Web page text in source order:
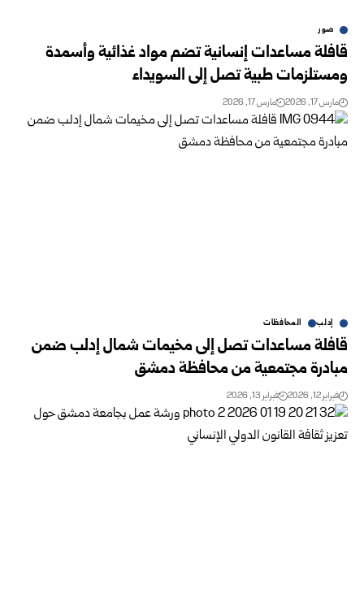
صور
قافلة مساعدات إنسانية تضم مواد غذائية وأسمدة
ومستلزمات طبية تصل إلى السويداء
مارس 17, 2026 مارس 17, 2026
إدلب المحافظات
قافلة مساعدات تصل إلى مخيمات شمال إدلب ضمن
مبادرة مجتمعية من محافظة دمشق
فبراير 12, 2026 فبراير 13, 2026